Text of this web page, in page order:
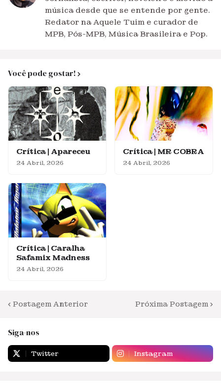
música desde que se entende por gente.
Redator na Aquele Tuim e curador de
MPB, Pós-MPB, Música Brasileira e Pop.
Você pode gostar!
Crítica | Apareceu
24 Abril, 2026
Crítica | MR COBRA
24 Abril, 2026
Crítica | Caralha
Safamix Madness
24 Abril, 2026
Postagem Anterior Próxima Postagem
Siga-nos
Twitter Instagram